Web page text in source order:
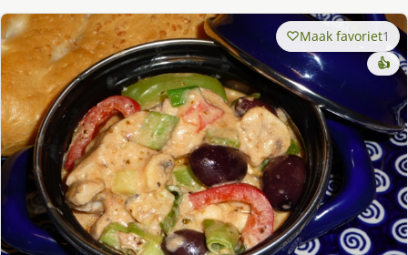
Maak favoriet1
👍